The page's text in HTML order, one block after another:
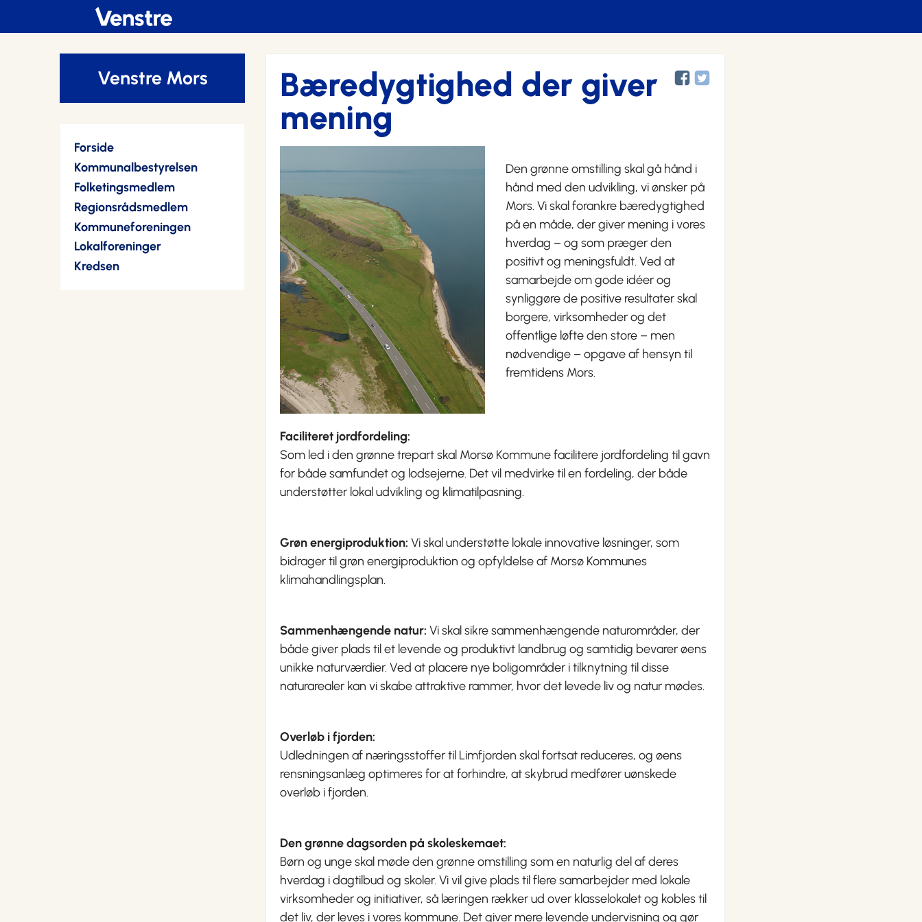
Venstre Mors
Forside
Kommunalbestyrelsen
Folketingsmedlem
Regionsrådsmedlem
Kommuneforeningen
Lokalforeninger
Kredsen
Bæredygtighed der giver
mening
Den grønne omstilling skal gå hånd i
hånd med den udvikling, vi ønsker på
Mors. Vi skal forankre bæredygtighed
på en måde, der giver mening i vores
hverdag – og som præger den
positivt og meningsfuldt. Ved at
samarbejde om gode idéer og
synliggøre de positive resultater skal
borgere, virksomheder og det
offentlige løfte den store – men
nødvendige – opgave af hensyn til
fremtidens Mors.
Faciliteret jordfordeling:
Som led i den grønne trepart skal Morsø Kommune facilitere jordfordeling til gavn
for både samfundet og lodsejerne. Det vil medvirke til en fordeling, der både
understøtter lokal udvikling og klimatilpasning.
Grøn energiproduktion: Vi skal understøtte lokale innovative løsninger, som
bidrager til grøn energiproduktion og opfyldelse af Morsø Kommunes
klimahandlingsplan.
Sammenhængende natur: Vi skal sikre sammenhængende naturområder, der
både giver plads til et levende og produktivt landbrug og samtidig bevarer øens
unikke naturværdier. Ved at placere nye boligområder i tilknytning til disse
naturarealer kan vi skabe attraktive rammer, hvor det levede liv og natur mødes.
Overløb i fjorden:
Udledningen af næringsstoffer til Limfjorden skal fortsat reduceres, og øens
rensningsanlæg optimeres for at forhindre, at skybrud medfører uønskede
overløb i fjorden.
Den grønne dagsorden på skoleskemaet:
Børn og unge skal møde den grønne omstilling som en naturlig del af deres
hverdag i dagtilbud og skoler. Vi vil give plads til flere samarbejder med lokale
virksomheder og initiativer, så læringen rækker ud over klasselokalet og kobles til
det liv, der leves i vores kommune. Det giver mere levende undervisning og gør